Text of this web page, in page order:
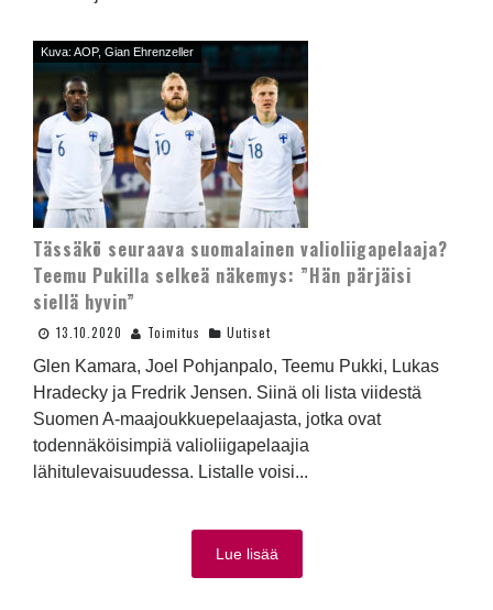
Kuva: AOP, Gian Ehrenzeller
Tässäkö seuraava suomalainen valioliigapelaaja?
Teemu Pukilla selkeä näkemys: ”Hän pärjäisi
siellä hyvin”
13.10.2020 Toimitus Uutiset
Glen Kamara, Joel Pohjanpalo, Teemu Pukki, Lukas
Hradecky ja Fredrik Jensen. Siinä oli lista viidestä
Suomen A-maajoukkuepelaajasta, jotka ovat
todennäköisimpiä valioliigapelaajia
lähitulevaisuudessa. Listalle voisi...
Lue lisää